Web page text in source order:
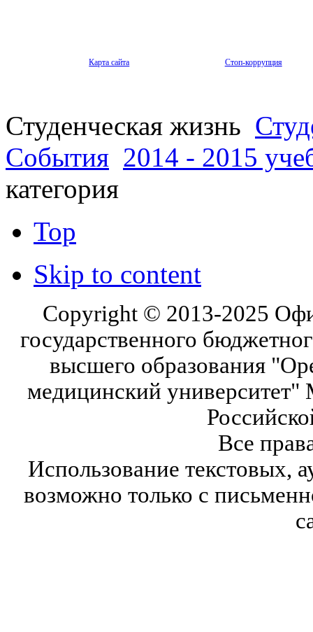
Карта сайта Стоп-коррупция
Студенческая жизнь
События 2014 - 2015
категория
Top
Skip to content
Copyright © 2013-2025
государственного
высшего образования
медицинский университет"
Все
Использование текстовых,
возможно только с